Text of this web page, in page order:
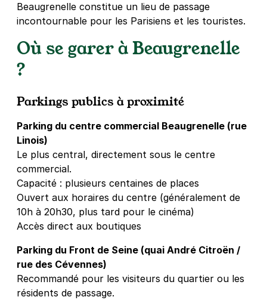
Beaugrenelle constitue un lieu de passage
incontournable pour les Parisiens et les touristes.
Où se garer à Beaugrenelle
?
Parkings publics à proximité
Parking du centre commercial Beaugrenelle (rue
Linois)
Le plus central, directement sous le centre
commercial.
Capacité : plusieurs centaines de places
Ouvert aux horaires du centre (généralement de
10h à 20h30, plus tard pour le cinéma)
Accès direct aux boutiques
Parking du Front de Seine (quai André Citroën /
rue des Cévennes)
Recommandé pour les visiteurs du quartier ou les
résidents de passage.